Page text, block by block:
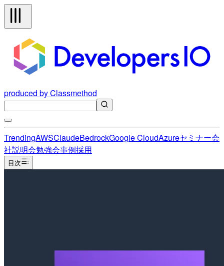
produced by Classmethod
TrendingAWSClaudeBedrockGoogle CloudAzureセミナー会
社説明会勉強会事例採用
目次